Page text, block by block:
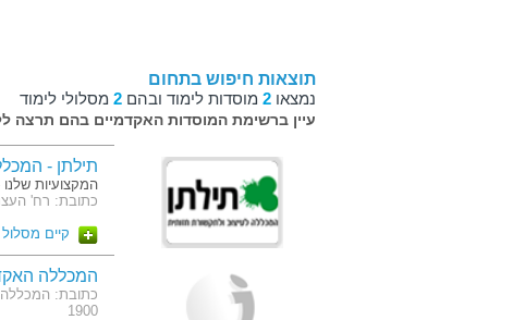
תוצאות חיפוש בתחום
נמצאו 2 מוסדות לימוד ובהם 2 מסלולי לימוד
עיין ברשימת המוסדות האקדמיים בהם תרצה
תילתן -
המקצועיות
כתובת: רח' העצמאות 65 (קמפוס
קיים
המכללה
כתובת: המכללה
1900